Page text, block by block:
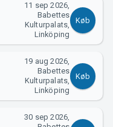
11 sep 2026,
Babettes
Kulturpalats,
Linköping
Køb
19 aug 2026,
Babettes
Kulturpalats,
Linköping
Køb
30 sep 2026,